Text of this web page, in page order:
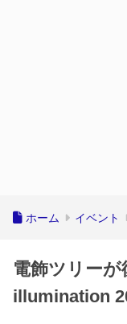
ホーム イベント
電飾ツリー
illumination